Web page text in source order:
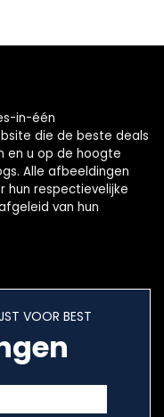
in-één
die de beste deals
en u op de hoogte
Alle afbeeldingen
hun respectievelijke
van hun
VOOR BEST